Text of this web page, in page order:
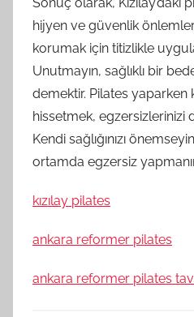
hijyen ve güvenlik önlemleri,
korumak için titizlikle
Unutmayın, sağlıklı bir
demektir. Pilates yaparken
hissetmek, egzersizlerinizi
Kendi sağlığınızı
ortamda egzersiz yapmanın
kızılay pilates
ankara reformer pilates
ankara reformer pilates